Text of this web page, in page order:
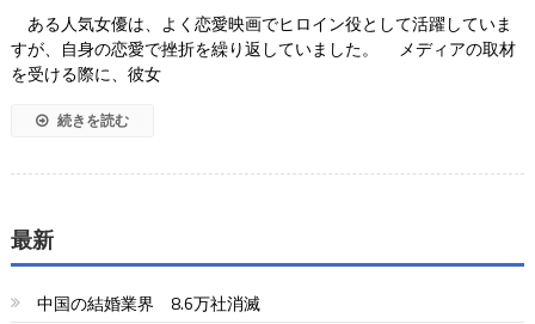
ある人気女優は、よく恋愛映画でヒロイン役として活躍していま
すが、自身の恋愛で挫折を繰り返していました。 メディアの取材
を受ける際に、彼女
続きを読む
最新
中国の結婚業界 8.6万社消滅